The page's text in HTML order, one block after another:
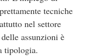
tecniche
nel settore
assunzioni è
tipologia.